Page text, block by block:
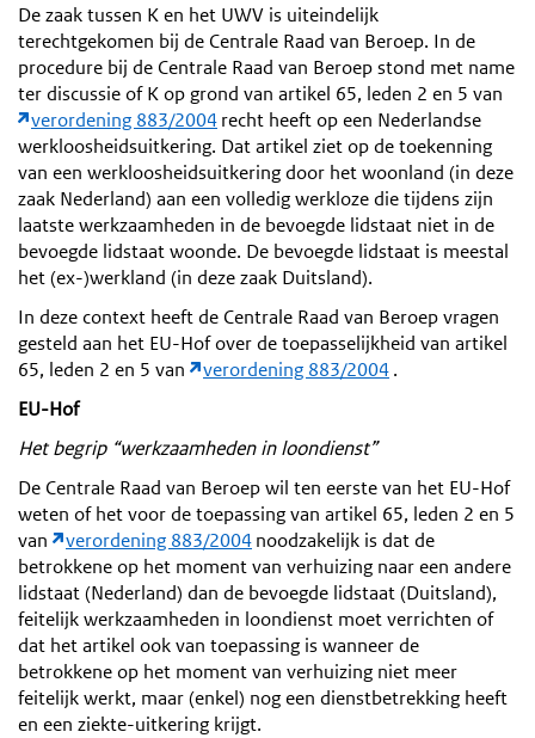
De zaak tussen K en het UWV is uiteindelijk
terechtgekomen bij de Centrale Raad van Beroep. In de
procedure bij de Centrale Raad van Beroep stond met name
ter discussie of K op grond van artikel 65, leden 2 en 5 van
verordening 883/2004recht heeft op een Nederlandse
werkloosheidsuitkering. Dat artikel ziet op de toekenning
van een werkloosheidsuitkering door het woonland (in deze
zaak Nederland) aan een volledig werkloze die tijdens zijn
laatste werkzaamheden in de bevoegde lidstaat niet in de
bevoegde lidstaat woonde. De bevoegde lidstaat is meestal
het (ex-)werkland (in deze zaak Duitsland).
In deze context heeft de Centrale Raad van Beroep vragen
gesteld aan het EU-Hof over de toepasselijkheid van artikel
65, leden 2 en 5 van
verordening 883/2004.
EU-Hof
Het begrip “werkzaamheden in loondienst”
De Centrale Raad van Beroep wil ten eerste van het EU-Hof
weten of het voor de toepassing van artikel 65, leden 2 en 5
van
verordening 883/2004noodzakelijk is dat de
betrokkene op het moment van verhuizing naar een andere
lidstaat (Nederland) dan de bevoegde lidstaat (Duitsland),
feitelijk werkzaamheden in loondienst moet verrichten of
dat het artikel ook van toepassing is wanneer de
betrokkene op het moment van verhuizing niet meer
feitelijk werkt, maar (enkel) nog een dienstbetrekking heeft
en een ziekte-uitkering krijgt.